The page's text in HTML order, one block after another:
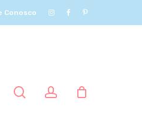
Conosco
procuraraccount